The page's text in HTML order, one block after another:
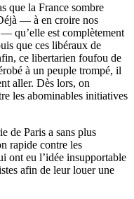
que la France sombre
— à en croire nos
qu’elle est complètement
que ces libéraux de
ce libertarien foufou de
à un peuple trompé, il
aller. Dès lors, on
les abominables initiatives
de Paris a sans plus
rapide contre les
ont eu l’idée insupportable
afin de leur louer une